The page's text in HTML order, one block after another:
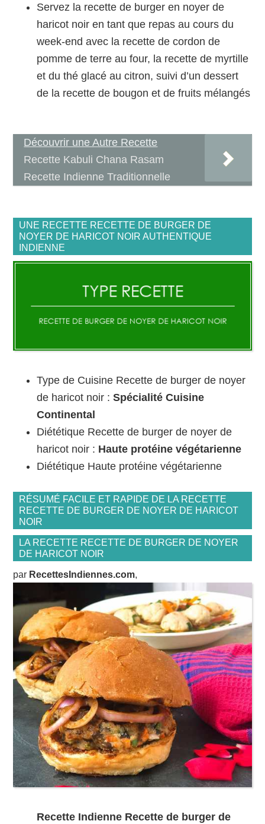
Servez la recette de burger en noyer de
haricot noir en tant que repas au cours du
week-end avec la recette de cordon de
pomme de terre au four, la recette de myrtille
et du thé glacé au citron, suivi d’un dessert
de la recette de bougon et de fruits mélangés
Découvrir une Autre Recette
Recette Kabuli Chana Rasam
Recette Indienne Traditionnelle
UNE RECETTE RECETTE DE BURGER DE
NOYER DE HARICOT NOIR AUTHENTIQUE
INDIENNE
Type de Cuisine Recette de burger de noyer
de haricot noir :Spécialité Cuisine
Continental
Diététique Recette de burger de noyer de
haricot noir : Haute protéine végétarienne
Diététique Haute protéine végétarienne
RÉSUMÉ FACILE ET RAPIDE DE LA RECETTE
RECETTE DE BURGER DE NOYER DE HARICOT
NOIR
LA RECETTE RECETTE DE BURGER DE NOYER
DE HARICOT NOIR
par RecettesIndiennes.com,
Recette Indienne Recette de burger de